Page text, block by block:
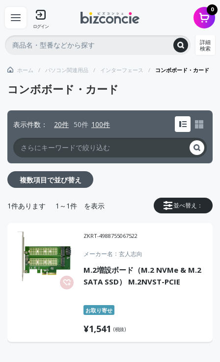
ログイン
0
詳細
検索
ホーム パソコン関連用品 インターフェース コンボボード・カード
コンボボード・カード
表示件数 20件 50件 100件
複数項目で並び替え
並べ替え：
1件あります 1～1件 を表示
ZKRT-4988755067522
メーカー名 玄人志向
M.2増設ボード（M.2 NVMe & M.2
SATA SSD） M.2NVST-PCIE
お取り寄せ
¥1,541 (税抜)